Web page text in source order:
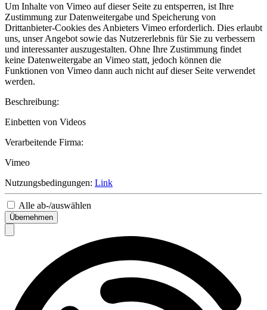
Um Inhalte von Vimeo auf dieser Seite zu entsperren, ist Ihre
Zustimmung zur Datenweitergabe und Speicherung von
Drittanbieter-Cookies des Anbieters Vimeo erforderlich. Dies erlaubt
uns, unser Angebot sowie das Nutzererlebnis für Sie zu verbessern
und interessanter auszugestalten. Ohne Ihre Zustimmung findet
keine Datenweitergabe an Vimeo statt, jedoch können die
Funktionen von Vimeo dann auch nicht auf dieser Seite verwendet
werden.
Beschreibung:
Einbetten von Videos
Verarbeitende Firma:
Vimeo
Nutzungsbedingungen: Link
Alle ab-/auswählen
Übernehmen